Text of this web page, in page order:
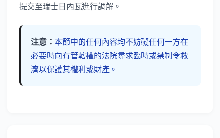
提交至瑞士日內瓦進行調解。
注意： 本節中的任何內容均不妨礙任何一方在
必要時向有管轄權的法院尋求臨時或禁制令救
濟以保護其權利或財產。